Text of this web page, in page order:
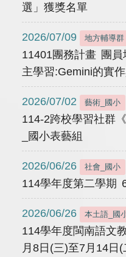
選」獲獎名單
2026/07/09 地方輔導群
11401團務計畫 團員
主學習:Gemini的實
2026/07/02 藝術_國小
114-2跨校學習社群
_國小表藝組
2026/06/26 社會_國小
114學年度第二學期
2026/06/26 本土語_國
114學年度閩南語文
月8日(三)至7月14日